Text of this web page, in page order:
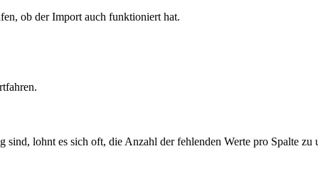
ob der Import auch funktioniert hat.
lohnt es sich oft, die Anzahl der fehlenden Werte pro Spalte zu